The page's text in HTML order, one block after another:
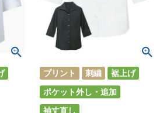
プリント 刺繍
裾上げ
ポケット外し・追加
袖丈直し